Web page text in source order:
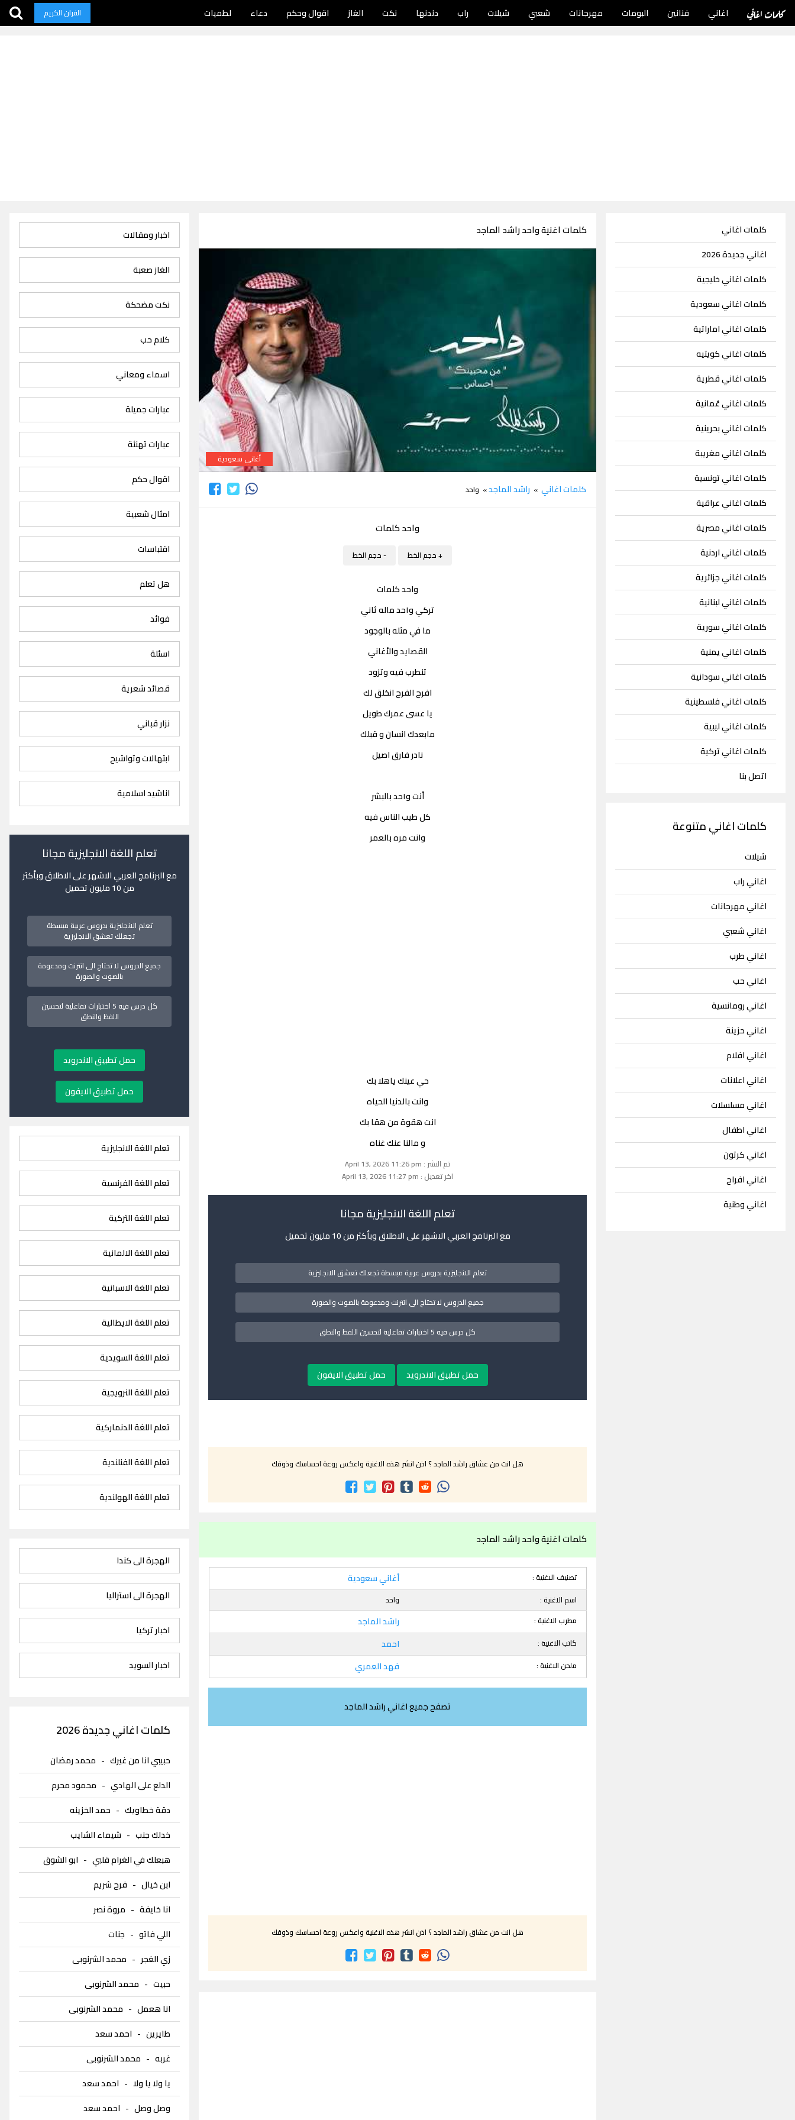
كلمات اغاني اغاني فنانين البومات مهرجانات شعبي شيلات راب دندنها نكت الغاز اقوال وحكم دعاء لطميات القران الكريم
كلمات اغاني
اغاني جديدة 2026
كلمات اغاني خليجية
كلمات اغاني سعودية
كلمات اغاني اماراتية
كلمات اغاني كويتيه
كلمات اغاني قطرية
كلمات اغاني عُمانية
كلمات اغاني بحرينية
كلمات اغاني مغريبة
كلمات اغاني تونسية
كلمات اغاني عراقية
كلمات اغاني مصرية
كلمات اغاني اردنية
كلمات اغاني جزائرية
كلمات اغاني لبنانية
كلمات اغاني سورية
كلمات اغاني يمنية
كلمات اغاني سودانية
كلمات اغاني فلسطينية
كلمات اغاني ليبية
كلمات اغاني تركية
اتصل بنا
كلمات اغاني متنوعة
شيلات
اغاني راب
اغاني مهرجانات
اغاني شعبي
اغاني طرب
اغاني حب
اغاني رومانسية
اغاني حزينة
اغاني افلام
اغاني اعلانات
اغاني مسلسلات
اغاني اطفال
اغاني كرتون
اغاني افراح
اغاني وطنية
كلمات اغنية واحد راشد الماجد
أغاني سعودية
كلمات اغاني » راشد الماجد» واحد
واحد كلمات
+ حجم الخط - حجم الخط
واحد كلمات
تركي و١حد ماله ثاني
ما في مثله بالوجود
القصايد والأغاني
تنطرب فيه وتزود
افرح الفرح انخلق لك
يا عسى عمرك طويل
مابعدك انسان و قبلك
نادر فارق اصيل
أنت و١حد بالبشر
كل طيب الناس فيه
وانت مره بالعمر
حي عينك ياهلا بك
وانت بالدنيا الحياه
انت هقوة من هقا بك
و مالنا عنك غناه
تم النشر : April 13, 2026 11:26 pm
اخر تعديل : April 13, 2026 11:27 pm
تعلم اللغة الانجليزية مجانا
مع البرنامج العربي الاشهر على الاطلاق وبأكثر من 10 مليون تحميل
تعلم الانجليزية بدروس عربية مبسطة تجعلك تعشق الانجليزية
جميع الدروس لا تحتاج الى انترنت ومدعومة بالصوت والصورة
كل درس فيه 5 اختبارات تفاعلية لتحسين اللفظ والنطق
حمل تطبيق الاندرويد حمل تطبيق الايفون
هل انت من عشاق راشد الماجد ؟ اذن انشر هذه الاغنية واعكس روعة احساسك وذوقك
كلمات اغنية واحد راشد الماجد
تصنيف الاغنية : أغاني سعودية
اسم الاغنية :
واحد
مطرب الاغنية :
راشد الماجد
كاتب الاغنية : احمد
ملحن الاغنية : فهد العمري
تصفح جميع اغاني راشد الماجد
هل انت من عشاق راشد الماجد ؟ اذن انشر هذه الاغنية واعكس روعة احساسك وذوقك
اخبار ومقالات
الغاز صعبة
نكت مضحكة
كلام حب
اسماء ومعاني
عبارات جميلة
عبارات تهنئة
اقوال حكم
امثال شعبية
اقتباسات
هل تعلم
فوائد
اسئلة
قصائد شعرية
نزار قباني
ابتهالات وتواشيح
اناشيد اسلامية
تعلم اللغة الانجليزية مجانا
مع البرنامج العربي الاشهر على الاطلاق وبأكثر
من 10 مليون تحميل
تعلم الانجليزية بدروس عربية مبسطة
تجعلك تعشق الانجليزية
جميع الدروس لا تحتاج الى انترنت ومدعومة
بالصوت والصورة
كل درس فيه 5 اختبارات تفاعلية لتحسين
اللفظ والنطق
حمل تطبيق الاندرويد
حمل تطبيق الايفون
تعلم اللغة الانجليزية
تعلم اللغة الفرنسية
تعلم اللغة التركية
تعلم اللغة الالمانية
تعلم اللغة الاسبانية
تعلم اللغة الايطالية
تعلم اللغة السويدية
تعلم اللغة النرويجية
تعلم اللغة الدنماركية
تعلم اللغة الفنلندية
تعلم اللغة الهولندية
الهجرة الى كندا
الهجرة الى استراليا
اخبار تركيا
اخبار السويد
كلمات اغاني جديدة 2026
حبيبي انا من غيرك- محمد رمضان
الدلع على الهادي- محمود محرم
دقة خطاويك- حمد الخزينه
خدلك جنب- شيماء الشايب
هبعلك في الغرام قلبي- ابو الشوق
ابن خيال- فرح شريم
انا خايفة- مروة نصر
اللي فاتو- جنات
زي الغجر - محمد الشرنوبى
حبيت- محمد الشرنوبى
انا هعمل- محمد الشرنوبى
طايرين- احمد سعد
غربه- محمد الشرنوبى
يا ولا يا ولا- احمد سعد
وصل وصل- احمد سعد